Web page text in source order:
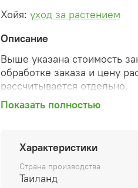
Хойя: уход за растением
Описание
Выше указана стоимость
обработке заказа и цену
рассчитывается отдельно.
После оформления
способ доставки, сделано
согласованные счета со
предварительный заказ
Показать полностью
Характеристики
Страна производства
Таиланд